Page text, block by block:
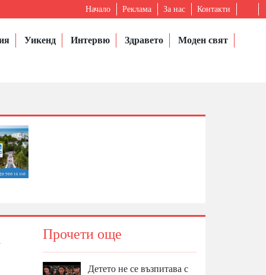
Начало Реклама За нас Контакти
Уикенд Интервю Здравето
Моден свят
Прочети още
Детето не се възпитава с